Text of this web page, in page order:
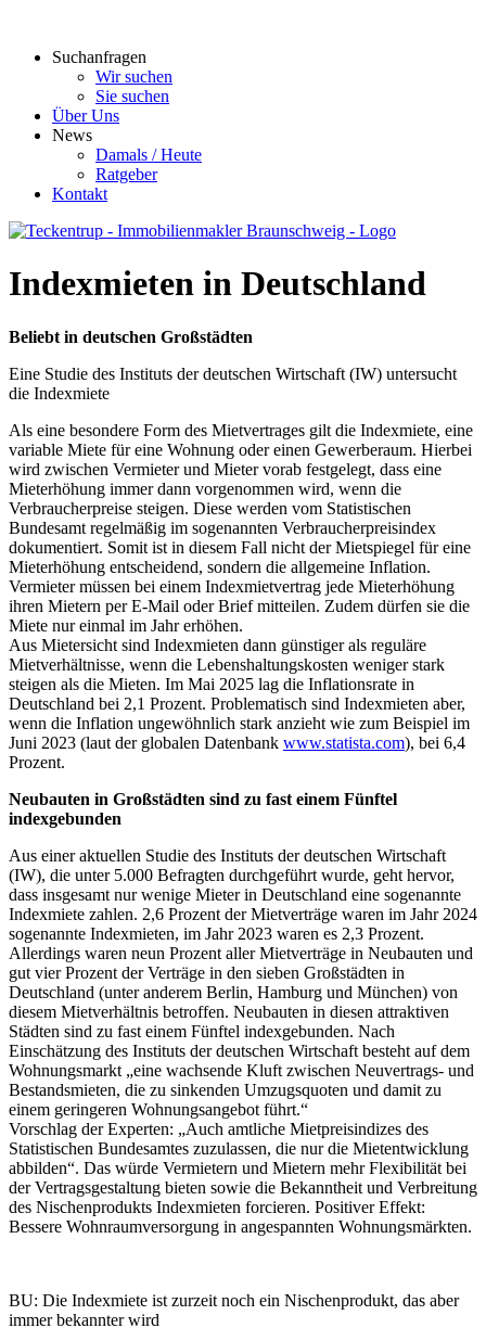
Suchanfragen
Wir suchen
Sie suchen
Über Uns
News
Damals / Heute
Ratgeber
Kontakt
Indexmieten in Deutschland
Beliebt in deutschen Großstädten
Eine Studie des Instituts der deutschen Wirtschaft (IW) untersucht
die Indexmiete
Als eine besondere Form des Mietvertrages gilt die Indexmiete, eine
variable Miete für eine Wohnung oder einen Gewerberaum. Hierbei
wird zwischen Vermieter und Mieter vorab festgelegt, dass eine
Mieterhöhung immer dann vorgenommen wird, wenn die
Verbraucherpreise steigen. Diese werden vom Statistischen
Bundesamt regelmäßig im sogenannten Verbraucherpreisindex
dokumentiert. Somit ist in diesem Fall nicht der Mietspiegel für eine
Mieterhöhung entscheidend, sondern die allgemeine Inflation.
Vermieter müssen bei einem Indexmietvertrag jede Mieterhöhung
ihren Mietern per E-Mail oder Brief mitteilen. Zudem dürfen sie die
Miete nur einmal im Jahr erhöhen.
Aus Mietersicht sind Indexmieten dann günstiger als reguläre
Mietverhältnisse, wenn die Lebenshaltungskosten weniger stark
steigen als die Mieten. Im Mai 2025 lag die Inflationsrate in
Deutschland bei 2,1 Prozent. Problematisch sind Indexmieten aber,
wenn die Inflation ungewöhnlich stark anzieht wie zum Beispiel im
Juni 2023 (laut der globalen Datenbank www.statista.com), bei 6,4
Prozent.
Neubauten in Großstädten sind zu fast einem Fünftel
indexgebunden
Aus einer aktuellen Studie des Instituts der deutschen Wirtschaft
(IW), die unter 5.000 Befragten durchgeführt wurde, geht hervor,
dass insgesamt nur wenige Mieter in Deutschland eine sogenannte
Indexmiete zahlen. 2,6 Prozent der Mietverträge waren im Jahr 2024
sogenannte Indexmieten, im Jahr 2023 waren es 2,3 Prozent.
Allerdings waren neun Prozent aller Mietverträge in Neubauten und
gut vier Prozent der Verträge in den sieben Großstädten in
Deutschland (unter anderem Berlin, Hamburg und München) von
diesem Mietverhältnis betroffen. Neubauten in diesen attraktiven
Städten sind zu fast einem Fünftel indexgebunden. Nach
Einschätzung des Instituts der deutschen Wirtschaft besteht auf dem
Wohnungsmarkt „eine wachsende Kluft zwischen Neuvertrags- und
Bestandsmieten, die zu sinkenden Umzugsquoten und damit zu
einem geringeren Wohnungsangebot führt.“
Vorschlag der Experten: „Auch amtliche Mietpreisindizes des
Statistischen Bundesamtes zuzulassen, die nur die Mietentwicklung
abbilden“. Das würde Vermietern und Mietern mehr Flexibilität bei
der Vertragsgestaltung bieten sowie die Bekanntheit und Verbreitung
des Nischenprodukts Indexmieten forcieren. Positiver Effekt:
Bessere Wohnraumversorgung in angespannten Wohnungsmärkten.
BU: Die Indexmiete ist zurzeit noch ein Nischenprodukt, das aber
immer bekannter wird